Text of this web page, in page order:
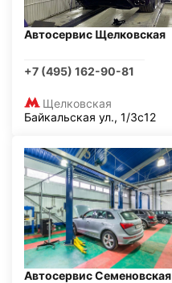
Автосервис Щелковская
+7 (495) 162-90-81
Щелковская
Байкальская ул., 1/3с12
Автосервис Семеновская